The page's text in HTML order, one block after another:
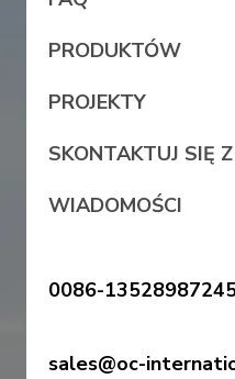
PRODUKTÓW
PROJEKTY
SKONTAKTUJ SIĘ
WIADOMOŚCI
0086-
sales@oc-